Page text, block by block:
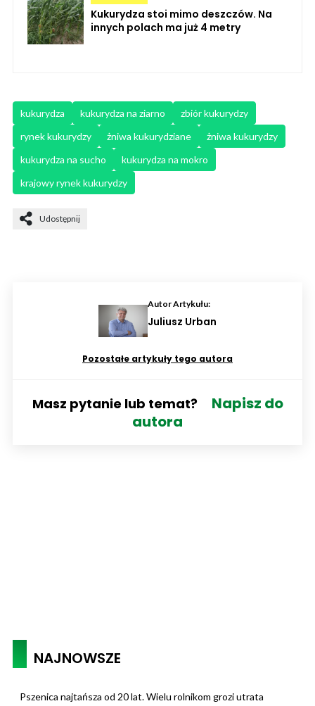
Kukurydza stoi mimo deszczów. Na
innych polach ma już 4 metry
kukurydza kukurydza na ziarno
zbiór kukurydzy
rynek kukurydzy
żniwa kukurydziane
żniwa kukurydzy
kukurydza na sucho
kukurydza na mokro
krajowy rynek kukurydzy
Udostępnij
Autor Artykułu:
Juliusz Urban
Pozostałe artykuły tego autora
Masz pytanie lub temat?
Napisz do
autora
NAJNOWSZE
Pszenica najtańsza od 20 lat. Wielu rolnikom grozi utrata